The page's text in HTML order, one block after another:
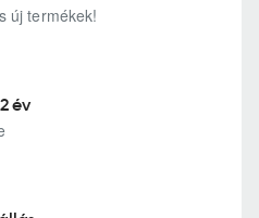
új termékek!
év